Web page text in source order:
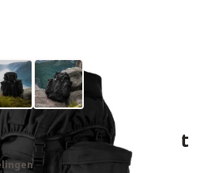
Bag 86L – Zwart